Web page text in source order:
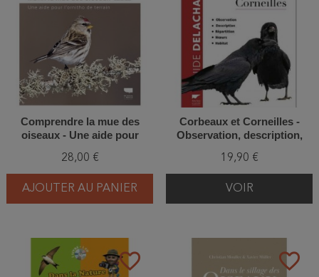
Comprendre la mue des
oiseaux - Une aide pour
28,00 €
AJOUTER AU PANIER
Corbeaux et Corneilles -
Observation, description,
19,90 €
VOIR
favorite_border favorite_border